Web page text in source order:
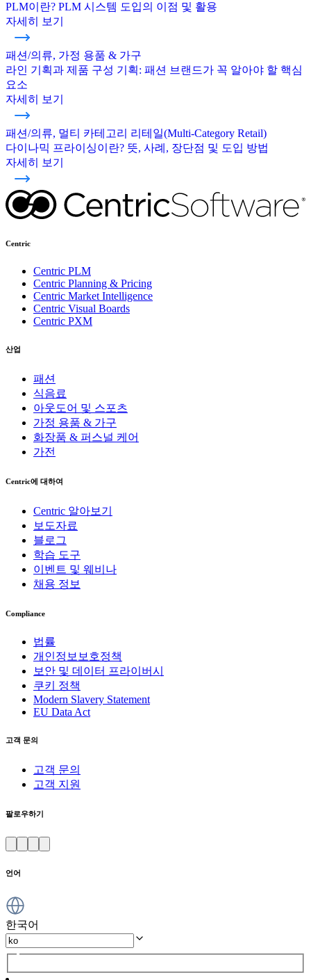
PLM이란? PLM 시스템 도입의 이점 및 활용
자세히 보기
패션/의류, 가정 용품 & 가구
라인 기획과 제품 구성 기획: 패션 브랜드가 꼭 알아야 할 핵심
요소
자세히 보기
패션/의류, 멀티 카테고리 리테일(Multi-Category Retail)
다이나믹 프라이싱이란? 뜻, 사례, 장단점 및 도입 방법
자세히 보기
Centric
Centric PLM
Centric Planning & Pricing
Centric Market Intelligence
Centric Visual Boards
Centric PXM
산업
패션
식음료
아웃도어 및 스포츠
가정 용품 & 가구
화장품 & 퍼스널 케어
가전
Centric에 대하여
Centric 알아보기
보도자료
블로그
학습 도구
이벤트 및 웨비나
채용 정보
Compliance
법률
개인정보보호정책
보안 및 데이터 프라이버시
쿠키 정책
Modern Slavery Statement
EU Data Act
고객 문의
고객 문의
고객 지원
팔로우하기
언어
한국어